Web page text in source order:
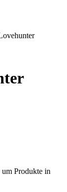
Produkte in